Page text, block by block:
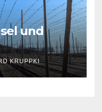
und
KRUPPKI